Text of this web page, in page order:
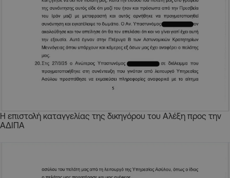
Η επιστολή καταγγελίας της δικηγόρου του Αλέξη προς την
ΑΔΙΠΑ